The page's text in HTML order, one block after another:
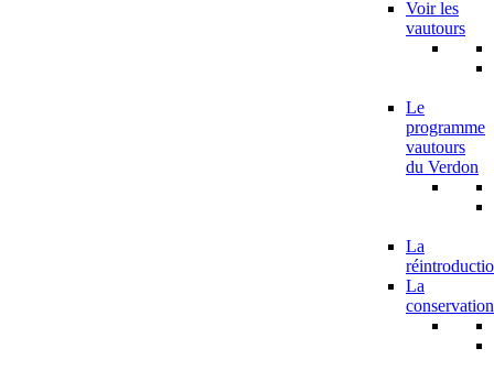
Voir les
vautours
Le
programme
vautours
du Verdon
La
La
conservation